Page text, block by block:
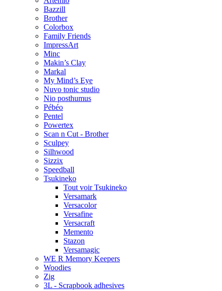
Bazzill
Brother
Colorbox
Family Friends
ImpressArt
Minc
Makin’s Clay
Markal
My Mind’s Eye
Nuvo tonic studio
Nio posthumus
Pébéo
Pentel
Powertex
Scan n Cut - Brother
Sculpey
Silhwood
Sizzix
Speedball
Tsukineko
Tout voir Tsukineko
Versamark
Versacolor
Versafine
Versacraft
Memento
Stazon
Versamagic
WE R Memory Keepers
Woodies
Zig
3L - Scrapbook adhesives